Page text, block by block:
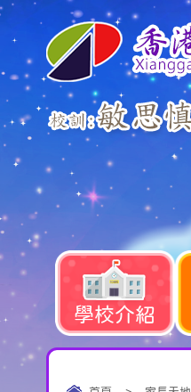
學校介紹